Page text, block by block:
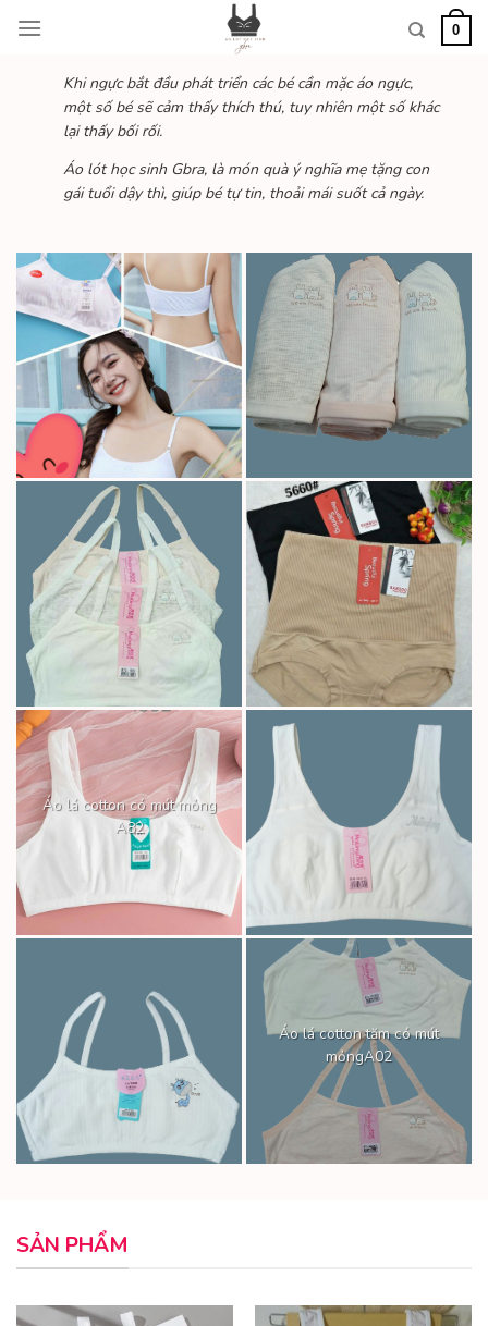
0
Khi ngực bắt đầu phát triển các bé cần mặc áo ngực,
một số bé sẽ cảm thấy thích thú, tuy nhiên một số khác
lại thấy bối rối.
Áo lót học sinh Gbra, là món quà ý nghĩa mẹ tặng con
gái tuổi dậy thì, giúp bé tự tin, thoải mái suốt cả ngày.
Áo lá cotton có mút mỏng
A82
Áo lá cotton tăm có mút
mỏngA02
SẢN PHẨM